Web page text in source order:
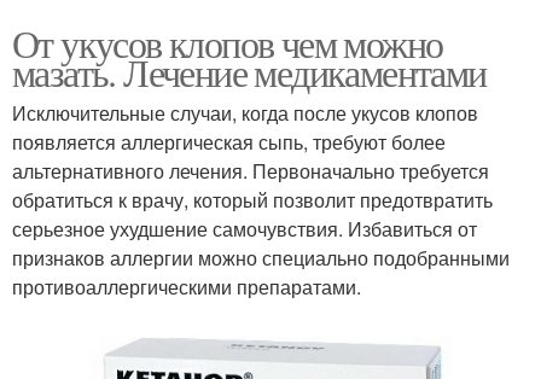
От укусов клопов чем можно
мазать. Лечение медикаментами
Исключительные случаи, когда после укусов клопов
появляется аллергическая сыпь, требуют более
альтернативного лечения. Первоначально требуется
обратиться к врачу, который позволит предотвратить
серьезное ухудшение самочувствия. Избавиться от
признаков аллергии можно специально подобранными
противоаллергическими препаратами.